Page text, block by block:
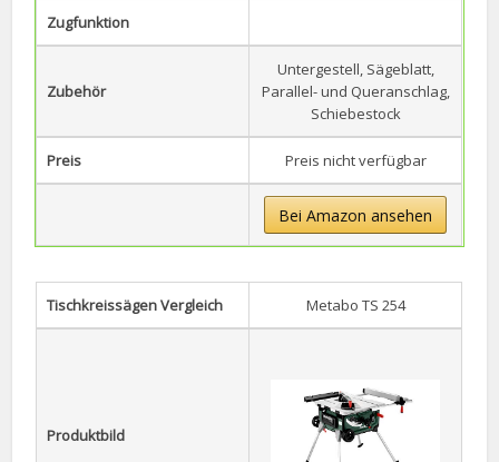
Zugfunktion
Zubehör
Untergestell, Sägeblatt,
Parallel- und Queranschlag,
Schiebestock
Preis Preis nicht verfügbar
Bei Amazon ansehen
Tischkreissägen Vergleich Metabo TS 254
Produktbild